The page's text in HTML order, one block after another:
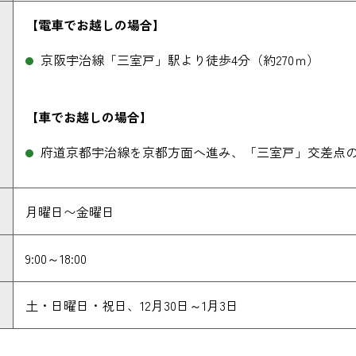
【電車でお越しの場合】
京阪宇治線「三室戸」駅より徒歩4分（約270ｍ）
【車でお越しの場合】
府道京都宇治線を京都方面へ進み、「三室戸」交差点
月曜日〜金曜日
9:00～18:00
土・日曜日・祝日、12月30日～1月3日